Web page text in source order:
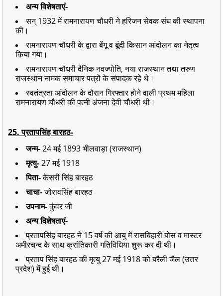
अन्य विशेषताएं-
सन् 1932 में रामनारायण चौधरी ने हरिजन सेवक संघ की स्थापना
की।
रामनारायण चौधरी के द्वारा बेंगू व बूंदी किसान आंदोलन का नेतृत्व
किया गया।
रामनारायण चौधरी दैनिक नवज्योति, नया राजस्थान तथा तरुण
राजस्थान नामक समाचार पत्रों के संपादक रहे थे।
स्वतंत्रता आंदोलन के दौरान गिरफ्तार होने वाली प्रथम महिला
रामनारायण चौधरी की पत्नी अंजना देवी चौधरी थी।
25. प्रतापसिंह बारहठ-
जन्म-24 मई 1893 भीलवाड़ा (राजस्थान)
मृत्यु-27 मई 1918
पिता-केसरी सिंह बारहठ
चाचा-जोरावसिंह बारहठ
उपनाम-कुंवर जी
अन्य विशेषताएं-
प्रतापसिंह बारहठ ने 15 वर्ष की आयु में रासबिहारी बोस व मास्टर
अमीरचन्द के साथ क्रांतिकारी गतिविधिया शुरू कर दी थी।
प्रताप सिंह बारहठ की मृत्यु 27 मई 1918 को बरैली जैल (उत्तर
प्रदेश) में हुई थी।